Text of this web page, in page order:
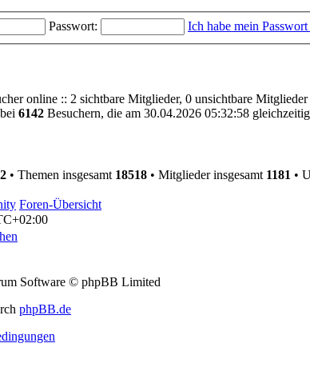
Passwort: Ich habe mein Passwort
online :: 2 sichtbare Mitglieder, 0 unsichtbare
6142 Besuchern, die am 30.04.2026 05:32:58
• Themen insgesamt 18518 • Mitglieder insgesamt 1181 •
Foren-Übersicht
Software © phpBB Limited
phpBB.de